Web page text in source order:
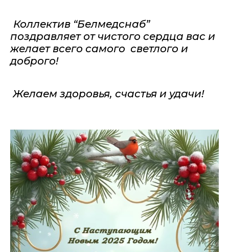
Коллектив “Белмедснаб”
поздравляет от чистого сердца вас и
желает всего самого светлого и
доброго!
Желаем здоровья, счастья и удачи!